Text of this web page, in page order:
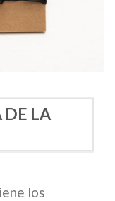
DE LA
los